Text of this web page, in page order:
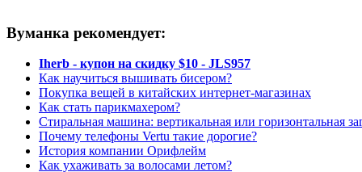
Вуманка рекомендует:
Iherb - купон на скидку $10 - JLS957
Как научиться вышивать бисером?
Покупка вещей в китайских интернет-магазинах
Как стать парикмахером?
Стиральная машина: вертикальная или горизонтальная
Почему телефоны Vertu такие дорогие?
История компании Орифлейм
Как ухаживать за волосами летом?